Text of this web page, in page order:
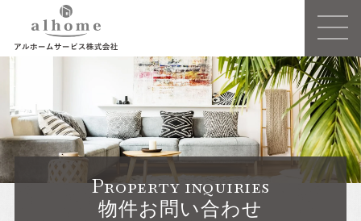
Concept
事業概要
Property inquiries
物件お問い合わせ